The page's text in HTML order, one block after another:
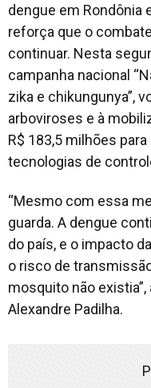
dengue em Rondônia
reforça que o
continuar. Nesta
campanha nacional
zika e chikungunya”,
arboviroses e à
R$ 183,5 milhões
tecnologias de
“Mesmo com essa
guarda. A dengue
do país, e o impacto
o risco de
mosquito não
Alexandre Padilha.